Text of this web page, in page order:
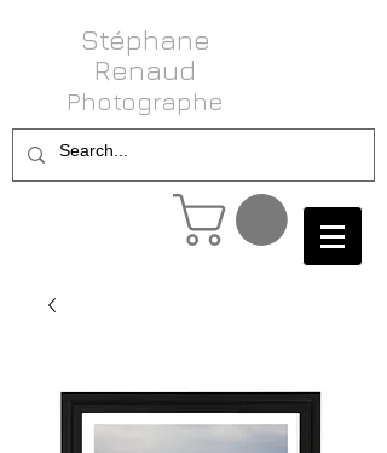
Stéphane
Renaud
Photog raphe